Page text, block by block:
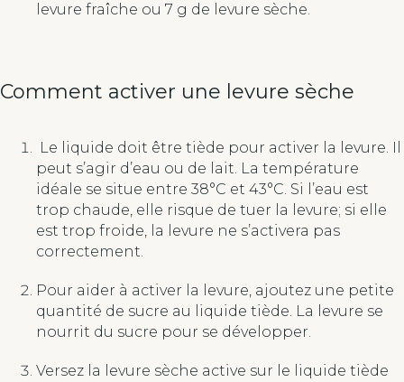
levure fraîche ou 7 g de levure sèche.
Comment activer une levure sèche
Le liquide doit être tiède pour activer la levure. Il
peut s’agir d’eau ou de lait. La température
idéale se situe entre 38°C et 43°C. Si l’eau est
trop chaude, elle risque de tuer la levure; si elle
est trop froide, la levure ne s’activera pas
correctement.
Pour aider à activer la levure, ajoutez une petite
quantité de sucre au liquide tiède. La levure se
nourrit du sucre pour se développer.
Versez la levure sèche active sur le liquide tiède